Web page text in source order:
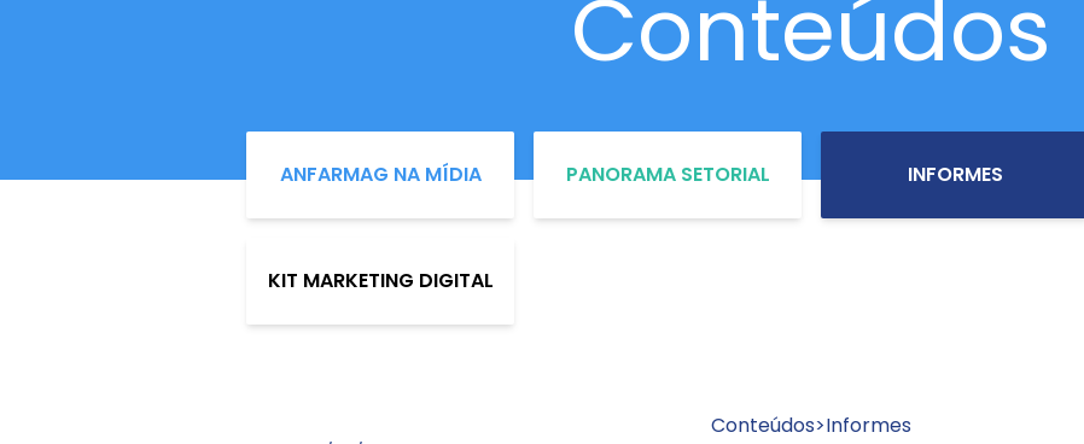
Conteúdos
ANFARMAG NA MÍDIA PANORAMA SETORIAL INFORMES
KIT MARKETING DIGITAL
Conteúdos>Informes